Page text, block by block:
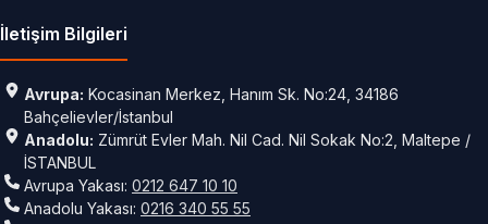
İletişim Bilgileri
Avrupa: Kocasinan Merkez, Hanım Sk. No:24, 34186
Bahçelievler/İstanbul
Anadolu: Zümrüt Evler Mah. Nil Cad. Nil Sokak No:2, Maltepe /
İSTANBUL
Avrupa Yakası: 0212 647 10 10
Anadolu Yakası: 0216 340 55 55